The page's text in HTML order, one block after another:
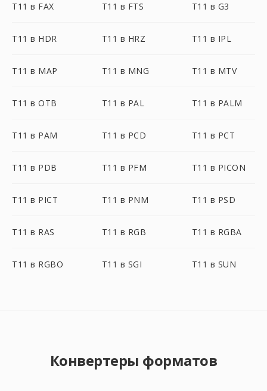
T11 в FAX T11 в FTS T11 в G3
T11 в HDR T11 в HRZ T11 в IPL
T11 в MAP T11 в MNG T11 в MTV
T11 в OTB T11 в PAL T11 в PALM
T11 в PAM T11 в PCD T11 в PCT
T11 в PDB T11 в PFM T11 в PICON
T11 в PICT T11 в PNM T11 в PSD
T11 в RAS T11 в RGB T11 в RGBA
T11 в RGBO T11 в SGI T11 в SUN
Конвертеры форматов